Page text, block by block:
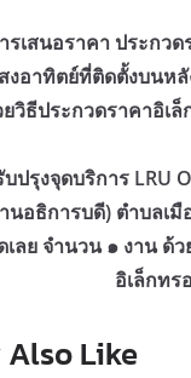
รเสนอราคา ประกว
งอาทิตย์ที่ติดตั้งบนห
วิธีประกวดราคาอิเ
ปรุงจุดบริการ LRU
อธิการบดี) ตำบลเมื
เลย จำนวน ๑ งาน ด้
อิเล็กทร
Also Like